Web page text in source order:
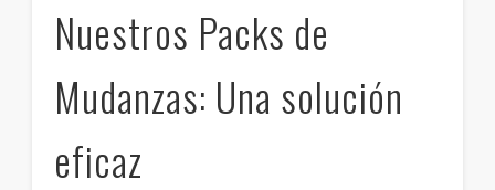
Nuestros Packs de
Mudanzas: Una solución
eficaz